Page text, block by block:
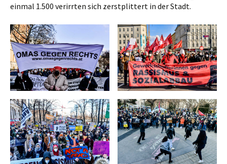
einmal 1.500 verirrten sich zerstplittert in der Stadt.